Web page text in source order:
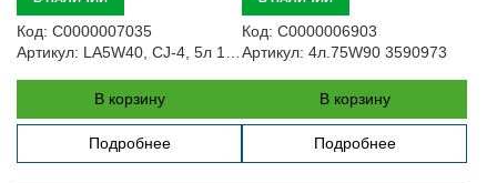
Код: С0000007035
Артикул: LA5W40, CJ-4, 5л 1612600
В корзину
Подробнее
Код: С0000006903
Артикул: 4л.75W90 3590973
В корзину
Подробнее